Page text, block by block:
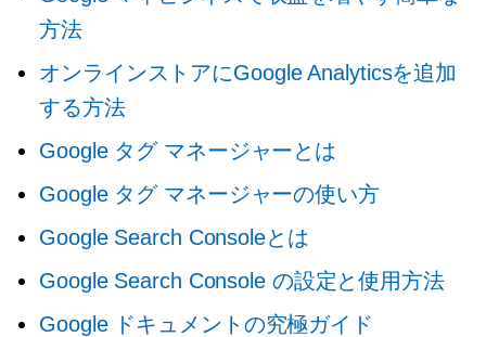
方法
オンラインストアにGoogle Analyticsを追加
する方法
Google タグ マネージャーとは
Google タグ マネージャーの使い方
Google Search Consoleとは
Google Search Console の設定と使用方法
Google ドキュメントの究極ガイド